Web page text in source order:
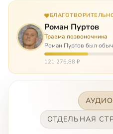
Роман Пуртов
Травма позвоночника
Роман Пуртов был
хорошие автомобили,
любил жену и обожал
121 276,88 ₽
ОТДЕЛЬНАЯ